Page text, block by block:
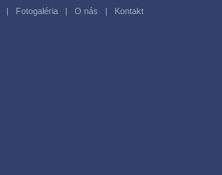
| Fotogaléria | O nás | Kontakt